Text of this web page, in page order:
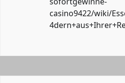
casino9422/wiki/